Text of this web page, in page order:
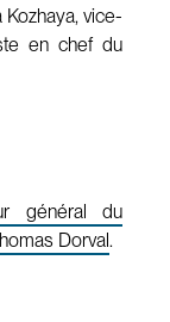
vice-
en chef du
général du
Dorval.